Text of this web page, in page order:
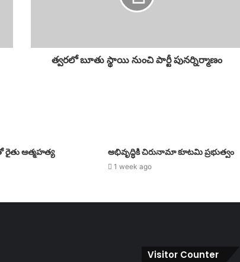
త్వరలో బూతు స్థాయి నుంచి పార్టీ పునర్నిర్మాణం
రైతు ఆత్మహత్య అభివృద్ధికి చిరునామా కూటమి ప్రభుత్వం
1 week ago
Visitor Counter